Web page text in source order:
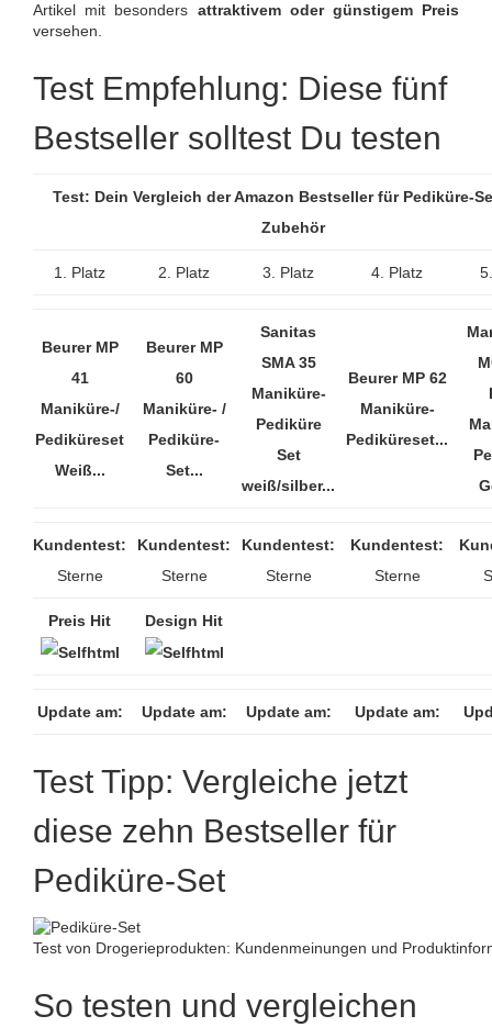
Artikel mit besonders attraktivem oder günstigem Preis
versehen.
Test Empfehlung: Diese fünf
Bestseller solltest Du testen
Test: Dein Vergleich der Amazon Bestseller für Pediküre-
Zubehör
1. Platz 2. Platz 3. Platz 4. Platz
Beurer MP
41
Maniküre-/
Pediküreset
Weiß...
Beurer MP
60
Maniküre- /
Pediküre-
Set...
Sanitas
SMA 35
Maniküre-
Pediküre
Set
weiß/silber...
Beurer MP 62
Maniküre-
Pediküreset...
Kundentest:
Sterne
Kundentest:
Sterne
Kundentest:
Sterne
Kundentest:
Sterne
Preis Hit Design Hit
Update am: Update am: Update am: Update am:
Test Tipp: Vergleiche jetzt
diese zehn Bestseller für
Pediküre-Set
Test von Drogerieprodukten: Kundenmeinungen und
So testen und vergleichen